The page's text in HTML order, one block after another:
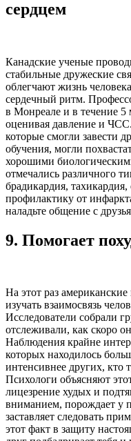
сердцем
Канадские ученые
стабильные дружеские
облегчают жизнь
сердечный ритм.
в Монреале и в течение
оценивая давление и
которые смогли завести
обучения, могли
хорошими
отмечались различного
брадикардия,
профилактику от
наладьте общение с
9. Помогает
На этот раз
изучать взаимосвязь
Исследователи собрали
отслеживали, как скоро
Наблюдения крайне
которых находилось
интенсивнее других, кто
Психологи объясняют
лицезрение худых и
вниманием, порождает у
заставляет следовать
этот факт в защиту